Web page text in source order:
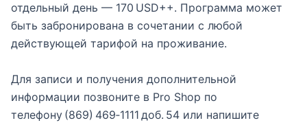
отдельный день — 170 USD++. Программа может
быть забронирована в сочетании с любой
действующей тарифой на проживание.
Для записи и получения дополнительной
информации позвоните в Pro Shop по
телефону (869) 469‑1111 доб. 54 или напишите